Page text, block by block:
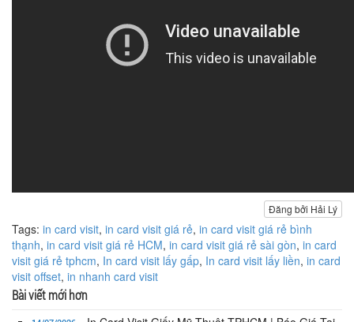
Đăng bởi Hải Lý
Tags: in card visit, in card visit giá rẻ, in card visit giá rẻ bình
thạnh, in card visit giá rẻ HCM, in card visit giá rẻ sài gòn, in card
visit giá rẻ tphcm, In card visit lấy gấp, In card visit lấy liền, in card
visit offset, in nhanh card visit
Bài viết mới hơn